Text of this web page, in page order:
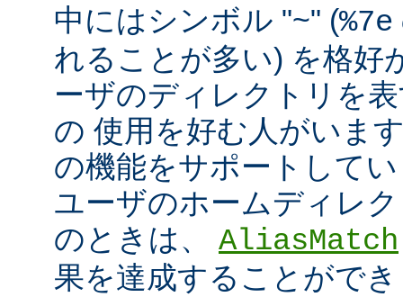
中にはシンボル "~" (%7e
れることが多い) を格好
ーザのディレクトリを
の 使用を好む人がいま
の機能をサポートして
ユーザのホームディレ
のときは、 AliasMatch
果を達成することがで